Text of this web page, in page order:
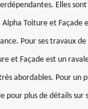
Elles
Toiture et Façade
Pour ses travaux
et Façade est un
abordables. Pour un
pour plus de détails sur